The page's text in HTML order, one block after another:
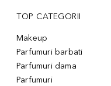
TOP CATEGORII
Makeup
Parfumuri barbati
Parfumuri dama
Parfumuri